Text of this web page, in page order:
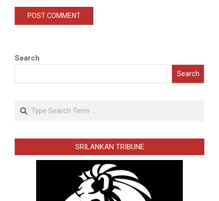
Search
Search
Search
SRILANKAN TRIBUNE